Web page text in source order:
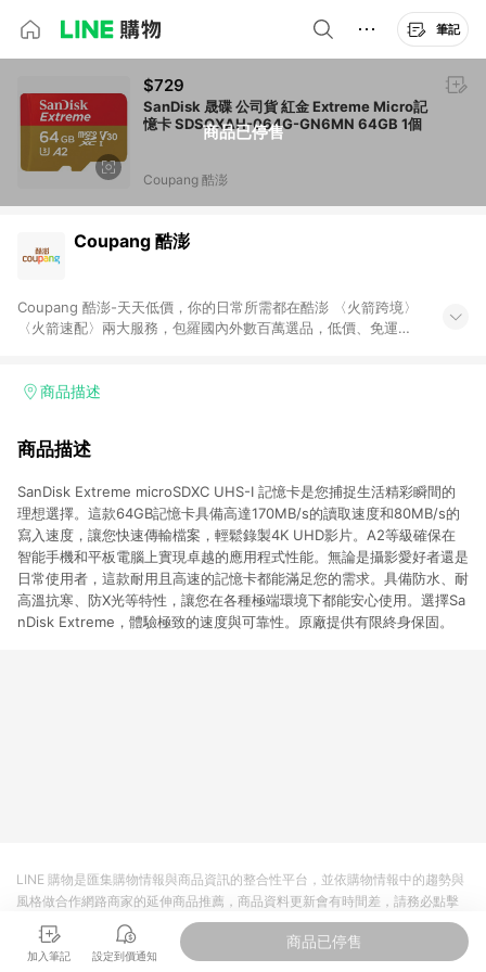
筆記
商品已停售
$729
SanDisk 晟碟 公司貨 紅金 Extreme Micro記
憶卡 SDSQXAH-064G-GN6MN 64GB 1個
Coupang 酷澎
Coupang 酷澎
Coupang 酷澎-天天低價，你的日常所需都在酷澎 〈火箭跨境〉
〈火箭速配〉兩大服務，包羅國內外數百萬選品，低價、免運，
加入WOW會員告別湊免運，火箭速配、火箭跨境優質選品不限金
商品描述
商品描述
SanDisk Extreme microSDXC UHS-I 記憶卡是您捕捉生活精彩瞬間的
理想選擇。這款64GB記憶卡具備高達170MB/s的讀取速度和80MB/s的
寫入速度，讓您快速傳輸檔案，輕鬆錄製4K UHD影片。A2等級確保在
智能手機和平板電腦上實現卓越的應用程式性能。無論是攝影愛好者還是
日常使用者，這款耐用且高速的記憶卡都能滿足您的需求。具備防水、耐
高溫抗寒、防X光等特性，讓您在各種極端環境下都能安心使用。選擇Sa
nDisk Extreme，體驗極致的速度與可靠性。原廠提供有限終身保固。
加入筆記 設定到價通知
商品已停售
LINE 購物是匯集購物情報與商品資訊的整合性平台，並依購物情報中的趨勢與
風格做合作網路商家的延伸商品推薦，商品資料更新會有時間差，請務必點擊
商品至各合作網路商家，確認現售價與購物條件，一切資訊以合作廠商網頁為
準。